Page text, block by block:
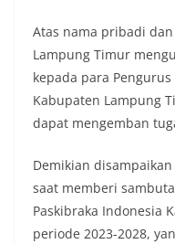
Atas nama pribadi
Lampung Timur
kepada para
Kabupaten Lampung
dapat mengemban
Demikian
saat memberi
Paskibraka Indonesia
periode 2023-2028,